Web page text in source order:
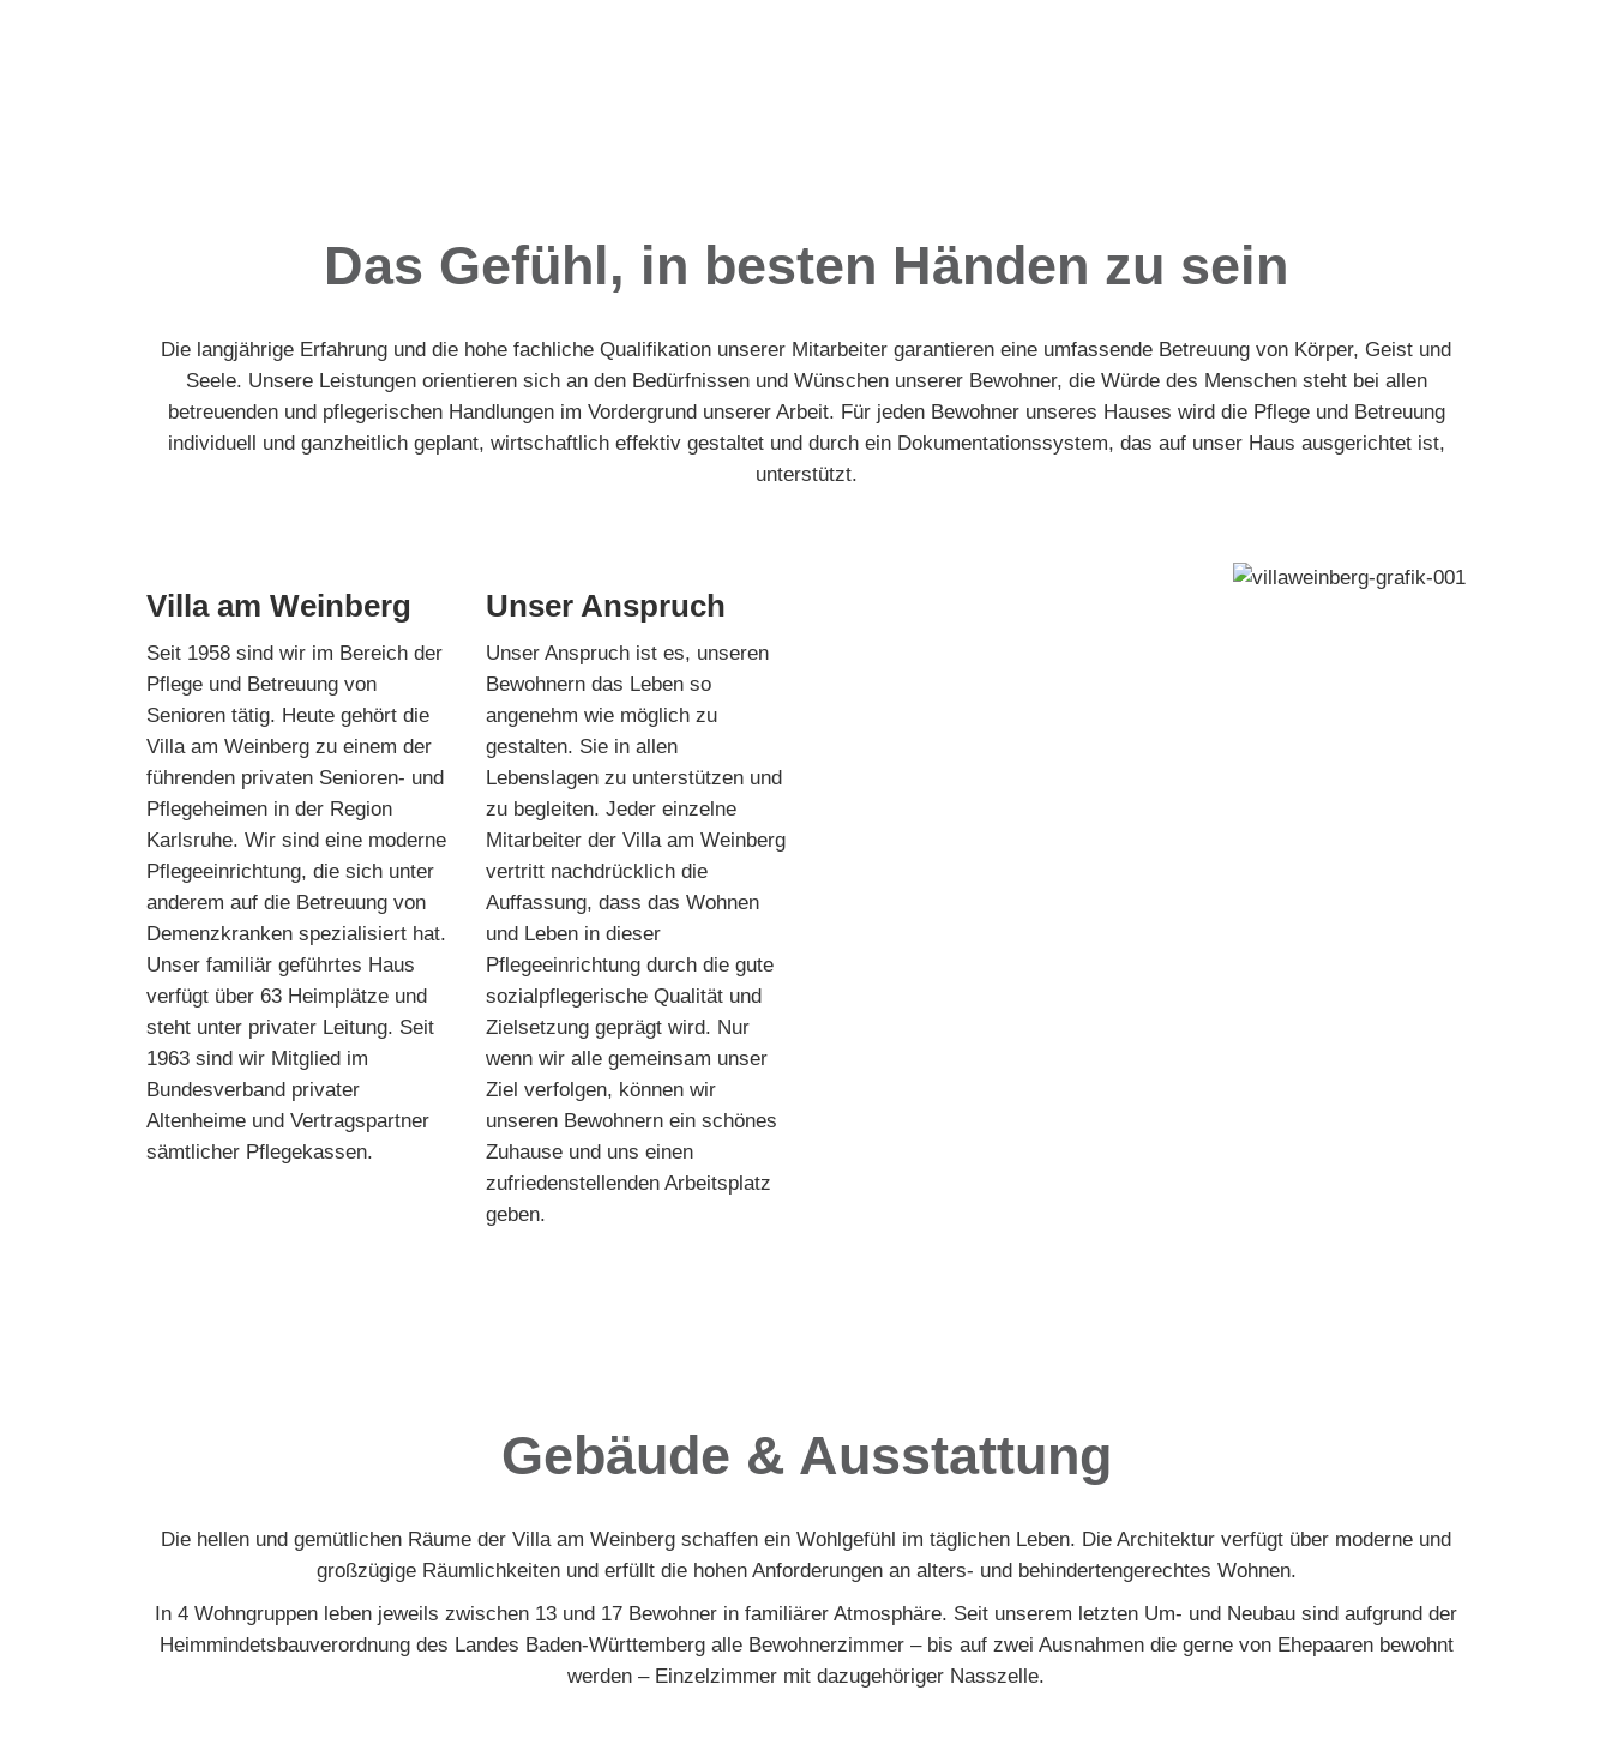
Das Gefühl, in besten Händen zu sein
Die langjährige Erfahrung und die hohe fachliche Qualifikation unserer Mitarbeiter garantieren eine umfassende Betreuung von Körper, Geist und
Seele. Unsere Leistungen orientieren sich an den Bedürfnissen und Wünschen unserer Bewohner, die Würde des Menschen steht bei allen
betreuenden und pflegerischen Handlungen im Vordergrund unserer Arbeit. Für jeden Bewohner unseres Hauses wird die Pflege und Betreuung
individuell und ganzheitlich geplant, wirtschaftlich effektiv gestaltet und durch ein Dokumentationssystem, das auf unser Haus ausgerichtet ist,
unterstützt.
Villa am Weinberg
Seit 1958 sind wir im Bereich der
Pflege und Betreuung von
Senioren tätig. Heute gehört die
Villa am Weinberg zu einem der
führenden privaten Senioren- und
Pflegeheimen in der Region
Karlsruhe. Wir sind eine moderne
Pflegeeinrichtung, die sich unter
anderem auf die Betreuung von
Demenzkranken spezialisiert hat.
Unser familiär geführtes Haus
verfügt über 63 Heimplätze und
steht unter privater Leitung. Seit
1963 sind wir Mitglied im
Bundesverband privater
Altenheime und Vertragspartner
sämtlicher Pflegekassen.
Unser Anspruch
Unser Anspruch ist es, unseren
Bewohnern das Leben so
angenehm wie möglich zu
gestalten. Sie in allen
Lebenslagen zu unterstützen und
zu begleiten. Jeder einzelne
Mitarbeiter der Villa am Weinberg
vertritt nachdrücklich die
Auffassung, dass das Wohnen
und Leben in dieser
Pflegeeinrichtung durch die gute
sozialpflegerische Qualität und
Zielsetzung geprägt wird. Nur
wenn wir alle gemeinsam unser
Ziel verfolgen, können wir
unseren Bewohnern ein schönes
Zuhause und uns einen
zufriedenstellenden Arbeitsplatz
geben.
Gebäude & Ausstattung
Die hellen und gemütlichen Räume der Villa am Weinberg schaffen ein Wohlgefühl im täglichen Leben. Die Architektur verfügt über moderne und
großzügige Räumlichkeiten und erfüllt die hohen Anforderungen an alters- und behindertengerechtes Wohnen.
In 4 Wohngruppen leben jeweils zwischen 13 und 17 Bewohner in familiärer Atmosphäre. Seit unserem letzten Um- und Neubau sind aufgrund der
Heimmindetsbauverordnung des Landes Baden-Württemberg alle Bewohnerzimmer – bis auf zwei Ausnahmen die gerne von Ehepaaren bewohnt
werden – Einzelzimmer mit dazugehöriger Nasszelle.